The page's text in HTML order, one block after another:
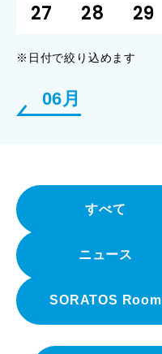
06月
27
28 29
※日付で絞り込めます
すべて
ニュース
SORATOS Room